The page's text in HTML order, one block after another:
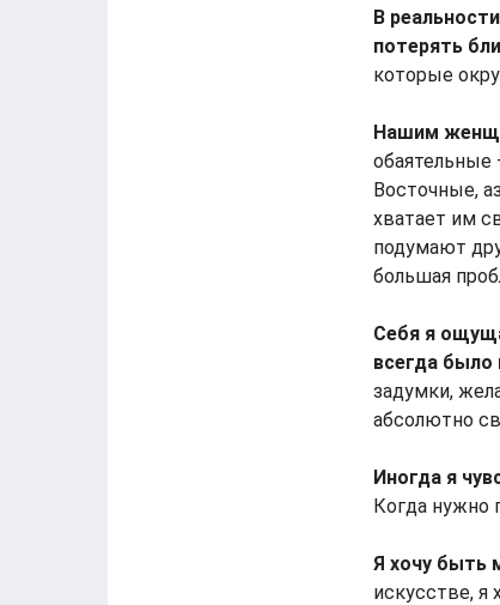
В
потерять
которые
Нашим
обаятельные
Восточные,
хватает им
подумают
большая
Себя я
всегда было
задумки,
абсолютно
Иногда я
Когда нужно
Я хочу быть
искусстве, я